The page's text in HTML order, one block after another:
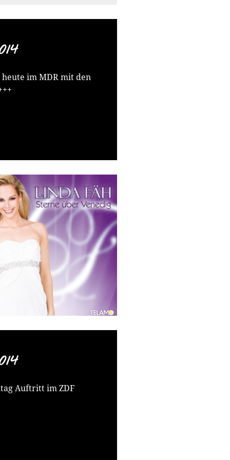
heute im MDR mit den
Auftritt im ZDF